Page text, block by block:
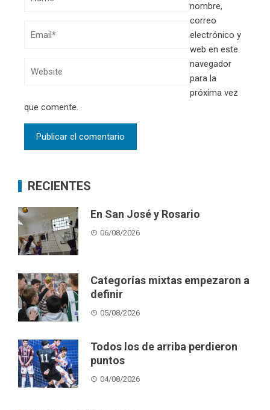
nombre,
correo
electrónico y
web en este
navegador
para la
próxima vez
que comente.
RECIENTES
En San José y Rosario
06/08/2026
Categorías mixtas empezaron a
definir
05/08/2026
Todos los de arriba perdieron
puntos
04/08/2026